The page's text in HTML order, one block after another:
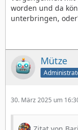
worden und da
unterbringen,
Mütze
30. März 2025 um